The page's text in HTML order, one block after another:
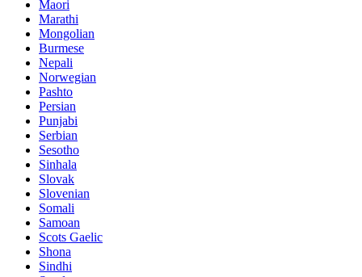
Maori
Marathi
Mongolian
Burmese
Nepali
Norwegian
Pashto
Persian
Punjabi
Serbian
Sesotho
Sinhala
Slovak
Slovenian
Somali
Samoan
Scots Gaelic
Shona
Sindhi